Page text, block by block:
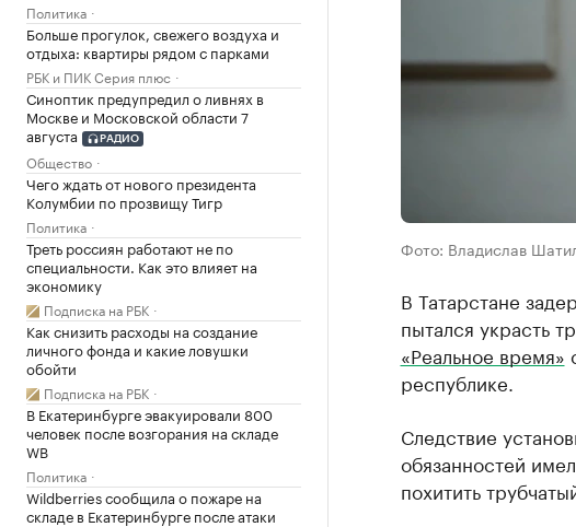
Политика
Больше прогулок, свежего воздуха и
отдыха: квартиры рядом с парками
РБК и ПИК Серия плюс
Синоптик предупредил о ливнях в
Москве и Московской области 7
августа
РАДИО
Общество
Чего ждать от нового президента
Колумбии по прозвищу Тигр
Политика
Треть россиян работают не по
специальности. Как это влияет на
экономику
Подписка на РБК
Как снизить расходы на создание
личного фонда и какие ловушки
обойти
Подписка на РБК
В Екатеринбурге эвакуировали 800
человек после возгорания на складе
WB
Политика
Wildberries сообщила о пожаре на
складе в Екатеринбурге после атаки
Фото: Владислав
В Татарстане
пытался украсть
«Реальное время»
республике.
Следствие
обязанностей
похитить